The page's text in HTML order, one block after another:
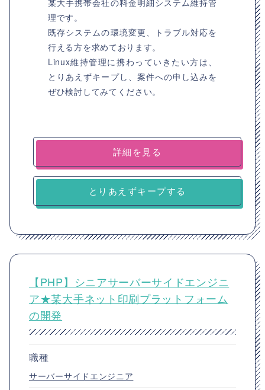
某大手携帯会社の料金明細システム維持管
理です。
既存システムの環境変更、トラブル対応を
行える方を求めております。
Linux維持管理に携わっていきたい方は、
とりあえずキープし、案件への申し込みを
ぜひ検討してみてください。
詳細を見る
とりあえずキープする
【PHP】シニアサーバーサイドエンジニ
ア★某大手ネット印刷プラットフォーム
の開発
職種
サーバーサイドエンジニア